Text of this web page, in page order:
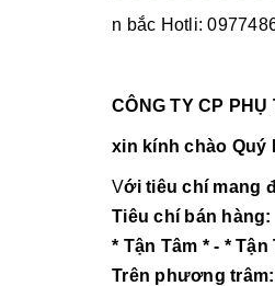
n bắc Hotli:
CÔNG TY CP PHỤ
xin kính chào Quý
Với tiêu chí mang
Tiêu chí bán hàng:
* Tận Tâm * - *
Trên phương trâm: